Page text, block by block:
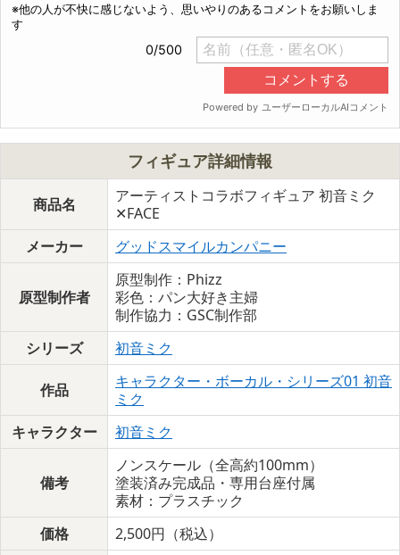
フィギュア詳細情報
商品名
アーティストコラボフィギュア 初音ミク
✕FACE
メーカー
グッドスマイルカンパニー
原型制作者
原型制作：Phizz
彩色：パン大好き主婦
制作協力：GSC制作部
シリーズ
初音ミク
作品
キャラクター・ボーカル・シリーズ01 初音
ミク
キャラクター
初音ミク
備考
ノンスケール（全高約100mm）
塗装済み完成品・専用台座付属
素材：プラスチック
価格
2,500円（税込）